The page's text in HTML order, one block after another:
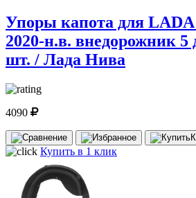
Упоры капота для
2020-н.в. внедорожник
шт. / Лада Нива
4090
Купить в 1 клик